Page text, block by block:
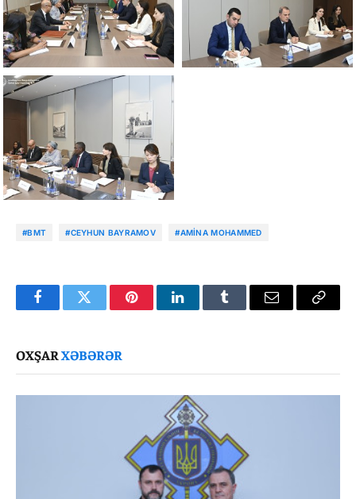
#BMT #CEYHUN BAYRAMOV #AMINA MOHAMMED
FacebookTwitter PinterestLinkedInTumblr Email
Copy
OXŞARXƏBƏRƏR